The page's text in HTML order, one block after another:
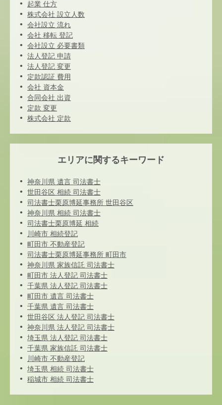
起業 仕方
株式会社 設立人数
会社設立 流れ
会社 移転 登記
会社設立 必要書類
法人登記 申請
法人登記 変更
定款認証 費用
会社 資本金
合同会社 出資
定款 変更
株式会社 定款
エリアに関するキーワード
神奈川県 遺言 司法書士
世田谷区 相続 司法書士
司法書士栗原博延事務所 世田谷区
神奈川県 相続 司法書士
司法書士栗原博延 相続
川崎市 相続登記
町田市 不動産登記
司法書士栗原博延事務所 町田市
神奈川県 家族信託 司法書士
町田市 法人登記 司法書士
千葉県 法人登記 司法書士
町田市 遺言 司法書士
千葉県 遺言 司法書士
世田谷区 法人登記 司法書士
神奈川県 法人登記 司法書士
埼玉県 法人登記 司法書士
千葉県 家族信託 司法書士
川崎市 不動産登記
埼玉県 相続 司法書士
稲城市 相続 司法書士